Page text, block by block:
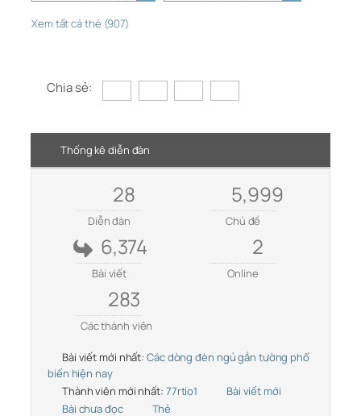
Xem tất cả thẻ (907)
Chia sẻ:
Thống kê diễn đàn
28
Diễn đàn
5,999
Chủ đề
6,374
Bài viết
2
Online
283
Các thành viên
Bài viết mới nhất: Các dòng đèn ngủ gắn tường phổ
biến hiện nay
Thành viên mới nhất: 77rtio1
Bài viết mới
Bài chưa đọc
Thẻ